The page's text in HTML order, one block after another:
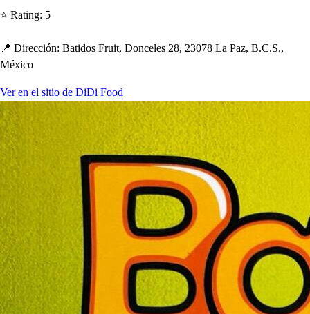
⭐ Rating: 5
📍 Dirección: Batidos Fruit, Donceles 28, 23078 La Paz, B.C.S.,
México
Ver en el sitio de DiDi Food